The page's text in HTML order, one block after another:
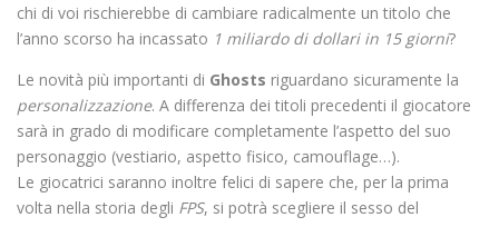
chi di voi rischierebbe di cambiare radicalmente un titolo che
l’anno scorso ha incassato 1 miliardo di dollari in 15 giorni?
Le novità più importanti di Ghosts riguardano sicuramente la
personalizzazione. A differenza dei titoli precedenti il giocatore
sarà in grado di modificare completamente l’aspetto del suo
personaggio (vestiario, aspetto fisico, camouflage…).
Le giocatrici saranno inoltre felici di sapere che, per la prima
volta nella storia degli FPS, si potrà scegliere il sesso del